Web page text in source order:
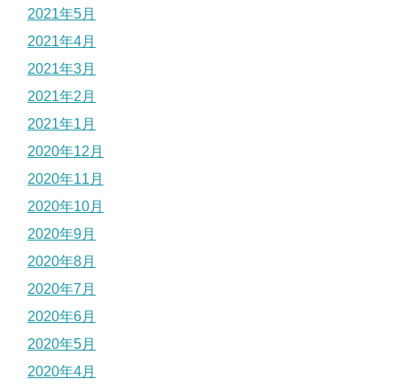
2021年5月
2021年4月
2021年3月
2021年2月
2021年1月
2020年12月
2020年11月
2020年10月
2020年9月
2020年8月
2020年7月
2020年6月
2020年5月
2020年4月